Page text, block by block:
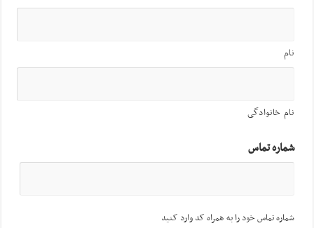
نام
نام خانوادگی
شماره تماس
شماره تماس خود را به همراه کد وارد کنید